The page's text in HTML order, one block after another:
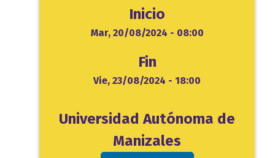
Inicio
Mar, 20/08/2024 - 08:00
Fin
Vie, 23/08/2024 - 18:00
Ubicación
Universidad Autónoma de
Manizales